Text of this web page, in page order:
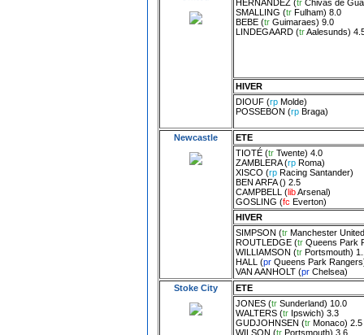
HERNANDEZ(tr Chivas de
SMALLING (tr Fulham) 8.0
BEBE(tr Guimaraes) 9.0
LINDEGAARD(trAalesunds)
HIVER
DIOUF(rp Molde)
POSSEBON (rp Braga)
Newcastle
ETE
TIOTÉ(tr Twente) 4.0
ZAMBLERA(rp Roma)
XISCO (rp Racing Santander)
BEN ARFA() 2.5
CAMPBELL (libArsenal)
GOSLING (fc Everton)
HIVER
SIMPSON (tr Manchester United
ROUTLEDGE(tr Queens Park
WILLIAMSON (tr Portsmouth)
HALL (pr Queens Park Rangers
VAN AANHOLT(pr Chelsea)
Stoke City
ETE
JONES(tr Sunderland) 10.0
WALTERS(tr Ipswich) 3.3
GUDJOHNSEN (tr Monaco) 2.5
WILSON (tr Portsmouth) 3.6